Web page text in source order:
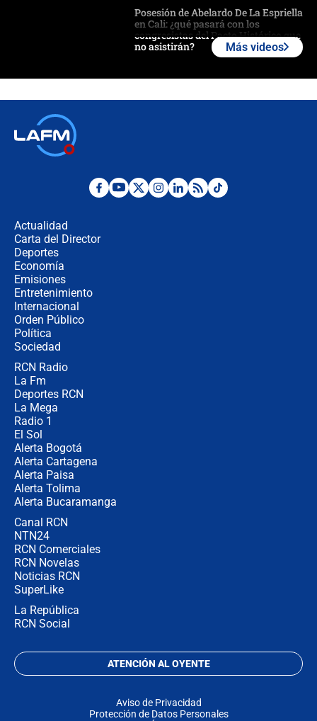
Posesión de Abelardo De La Espriella
en Cali: ¿qué pasará con los
congresistas del Pacto Histórico que
no asistirán?
¿Por qué De la Espriella gobernará
Más videos
Actualidad
Carta del Director
Deportes
Economía
Emisiones
Entretenimiento
Internacional
Orden Público
Política
Sociedad
RCN Radio
La Fm
Deportes RCN
La Mega
Radio 1
El Sol
Alerta Bogotá
Alerta Cartagena
Alerta Paisa
Alerta Tolima
Alerta Bucaramanga
Canal RCN
NTN24
RCN Comerciales
RCN Novelas
Noticias RCN
SuperLike
La República
RCN Social
ATENCIÓN AL OYENTE
Aviso de Privacidad
Protección de Datos Personales